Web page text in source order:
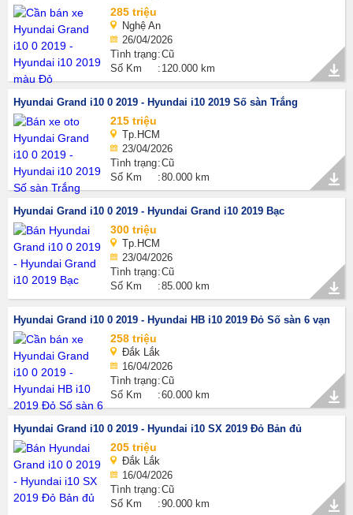
285 triệu
Nghệ An
26/04/2026
Tình trạng Cũ
Số Km
120.000 km
Hyundai Grand i10 0 2019 - Hyundai i10 2019 Số sàn Trắng
215 triệu
Tp.HCM
23/04/2026
Tình trạng Cũ
Số Km
80.000 km
Hyundai Grand i10 0 2019 - Hyundai Grand i10 2019 Bạc
300 triệu
Tp.HCM
23/04/2026
Tình trạng Cũ
Số Km
85.000 km
Hyundai Grand i10 0 2019 - Hyundai HB i10 2019 Đỏ Số sàn 6 vạn
258 triệu
Đắk Lắk
16/04/2026
Tình trạng Cũ
Số Km
60.000 km
Hyundai Grand i10 0 2019 - Hyundai i10 SX 2019 Đỏ Bản đủ
205 triệu
Đắk Lắk
16/04/2026
Tình trạng Cũ
Số Km
90.000 km